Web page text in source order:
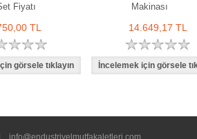
Fiyatı
TL
Makinası
14.649,17 TL
info@endustriyelmutfakaletleri.com